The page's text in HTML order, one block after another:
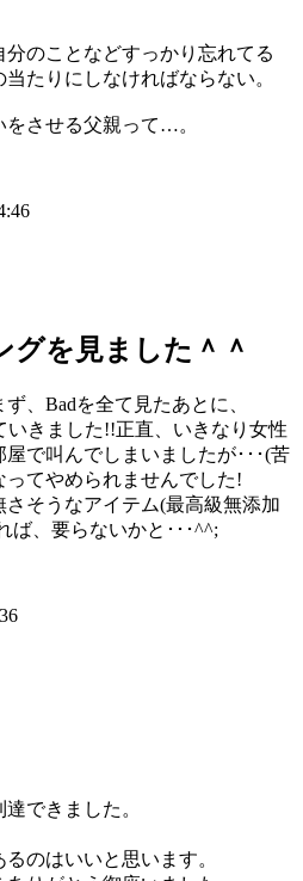
のことなどすっかり忘れてる
たりにしなければならない。
をさせる父親って…。
を見ました＾＾
、Badを全て見たあとに、
いきました!!正直、いきなり女性
で叫んでしまいましたが･･･(苦
てやめられませんでした!
そうなアイテム(最高級無添加
ば、要らないかと･･･^^;
できました。
のはいいと思います。